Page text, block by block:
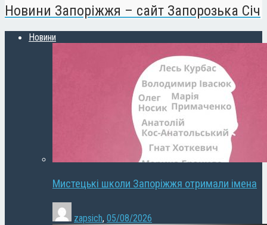
Новини Запоріжжя – сайт Запорозька Січ
Новини
Мистецькі школи Запоріжжя отримали імена
zapsich, 05/08/2026